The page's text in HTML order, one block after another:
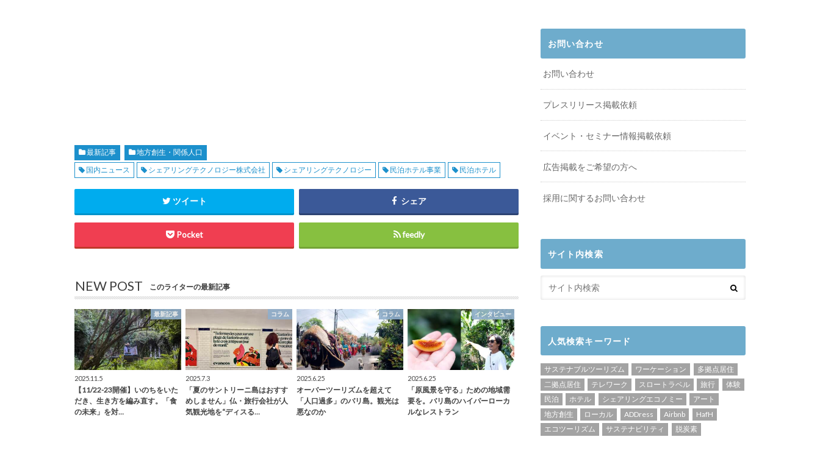
最新記事
地方創生・関係人口
国内ニュース
シェアリングテクノロジー株式会社 シェアリングテクノロジー 民泊ホテル事業 民泊ホテル
ツイート シェア
Pocket feedly
NEW POST このライターの最新記事
最新記事
2025.11.5
【11/22-23開催】いのちをいた
だき、生き方を編み直す。「食
の未来」を対…
コラム
2025.7.3
「夏のサントリーニ島はおすす
めしません」仏・旅行会社が人
気観光地を“ディスる…
コラム
2025.6.25
オーバーツーリズムを超えて
「人口過多」のバリ島。観光は
悪なのか
インタビュー
2025.6.25
「原風景を守る」ための地域需
要を。バリ島のハイパーローカ
ルなレストラン
お問い合わせ
お問い合わせ
プレスリリース掲載依頼
イベント・セミナー情報掲載依頼
広告掲載をご希望の方へ
採用に関するお問い合わせ
サイト内検索
人気検索キーワード
サステナブルツーリズム ワーケーション
多拠点居住
二拠点居住
テレワーク スロートラベル 旅行
体験
民泊
ホテル シェアリングエコノミー
アート
地方創生
ローカル ADDress Airbnb
HafH
エコツーリズム
サステナビリティ 脱炭素